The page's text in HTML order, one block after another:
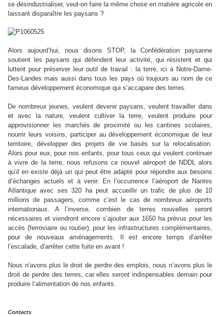
se désindustrialiser, veut-on faire la même chose en matière agricole en
laissant disparaître les paysans ?
Alors aujourd’hui, nous disons STOP, la Confédération paysanne
soutient les paysans qui défendent leur activité, qui résistent et qui
luttent pour préserver leur outil de travail : la terre, ici à Notre-Dame-
Des-Landes mais aussi dans tous les pays où toujours au nom de ce
fameux développement économique qui s’accapare des terres.
De nombreux jeunes, veulent devenir paysans, veulent travailler dans
et avec la nature, veulent cultiver la terre, veulent produire pour
approvisionner les marchés de proximité ou les cantines scolaires,
nourrir leurs voisins, participer au développement économique de leur
territoire, développer des projets de vie basés sur la relocalisation.
Alors pour eux, pour nos enfants, pour tous ceux qui veulent continuer
à vivre de la terre, nous refusons ce nouvel aéroport de NDDL alors
qu’il en existe déjà un qui peut être adapté pour répondre aux besoins
d’échanges actuels et à venir. En l’occurrence l’aéroport de Nantes
Atlantique avec ses 320 ha peut accueillir un trafic de plus de 10
millions de passagers, comme c’est le cas de nombreux aéroports
internationaux. A l’inverse, combien de terres nouvelles seront
nécessaires et viendront encore s’ajouter aux 1650 ha prévus pour les
accès (ferroviaire ou routier), pour les infrastructures complémentaires,
pour de nouveaux aménagements. Il est encore temps d’arrêter
l’escalade, d’arrêter cette fuite en avant !
Nous n’avons plus le droit de perdre des emplois, nous n’avons plus le
droit de perdre des terres, car elles seront indispensables demain pour
produire l’alimentation de nos enfants.
Contacts